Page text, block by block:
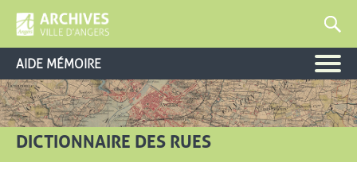
AIDE MÉMOIRE
DICTIONNAIRE DES RUES